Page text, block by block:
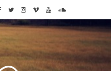
F
a
e
T
w
t
I
n
t
V
i
e
Y
o
T
S
o